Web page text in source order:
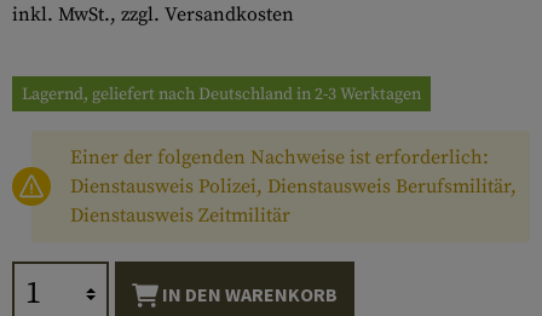
inkl. MwSt., zzgl. Versandkosten
Lagernd, geliefert nach Deutschland in 2-3 Werktagen
Einer der folgenden Nachweise ist erforderlich:
Dienstausweis Polizei, Dienstausweis Berufsmilitär,
Dienstausweis Zeitmilitär
IN DEN WARENKORB